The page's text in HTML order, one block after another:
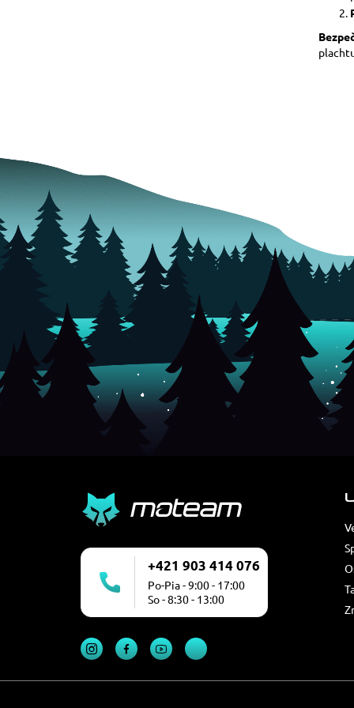
+421 903 414 076
Po-Pia - 9:00 - 17:00
So - 8:30 - 13:00